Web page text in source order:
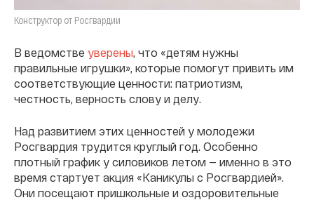
Конструктор от Росгвардии
В ведомстве уверены, что «детям нужны
правильные игрушки», которые помогут привить им
соответствующие ценности: патриотизм,
честность, верность слову и делу.
Над развитием этих ценностей у молодежи
Росгвардия трудится круглый год. Особенно
плотный график у силовиков летом — именно в это
время стартует акция «Каникулы с Росгвардией».
Они посещают пришкольные и оздоровительные